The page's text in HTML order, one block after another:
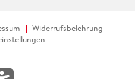
Widerrufsbelehrung